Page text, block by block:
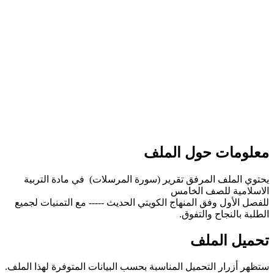
معلومات حول الملف
يحتوي الملف المرفق تقرير (سورة المرسلات) في مادة التربية
الاسلامية للصف الخامس
للفصل الأول وفق المنهاج الكويتي الحديث ----- مع التمنيات لجميع
الطلبة بالنجاح والتفوق.
تحميل الملف
ستظهر أزرار التحميل المناسبة بحسب البيانات المتوفرة لهذا الملف.